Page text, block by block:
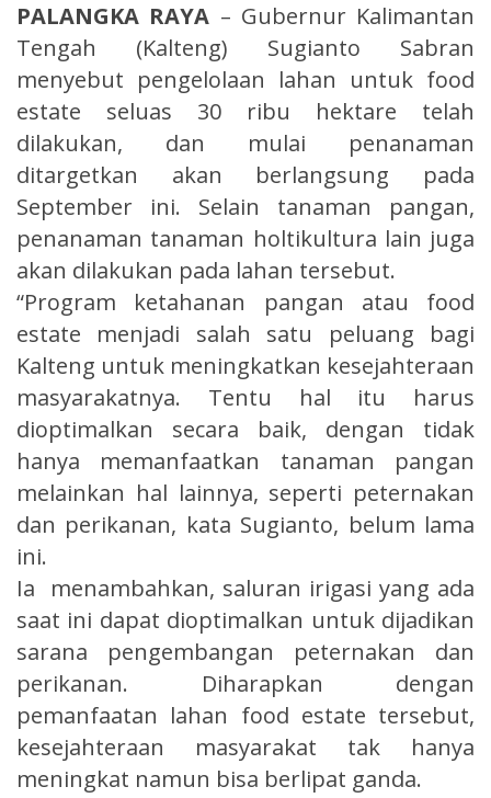
PALANGKA RAYA – Gubernur Kalimantan
Tengah (Kalteng) Sugianto Sabran
menyebut pengelolaan lahan untuk food
estate seluas 30 ribu hektare telah
dilakukan, dan mulai penanaman
ditargetkan akan berlangsung pada
September ini. Selain tanaman pangan,
penanaman tanaman holtikultura lain juga
akan dilakukan pada lahan tersebut.
“Program ketahanan pangan atau food
estate menjadi salah satu peluang bagi
Kalteng untuk meningkatkan kesejahteraan
masyarakatnya. Tentu hal itu harus
dioptimalkan secara baik, dengan tidak
hanya memanfaatkan tanaman pangan
melainkan hal lainnya, seperti peternakan
dan perikanan, kata Sugianto, belum lama
ini.
Ia menambahkan, saluran irigasi yang ada
saat ini dapat dioptimalkan untuk dijadikan
sarana pengembangan peternakan dan
perikanan. Diharapkan dengan
pemanfaatan lahan food estate tersebut,
kesejahteraan masyarakat tak hanya
meningkat namun bisa berlipat ganda.